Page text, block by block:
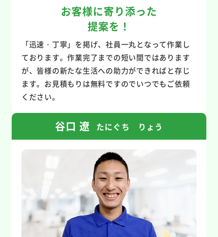
お客様に寄り添った
提案を！
「迅速・丁寧」を掲げ、社員一丸となって作業し
ております。作業完了までの短い間ではあります
が、皆様の新たな生活への助力ができればと存じ
ます。お見積もりは無料ですのでいつでもご依頼
ください。
谷口 遼 たにぐち りょう